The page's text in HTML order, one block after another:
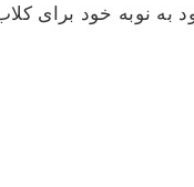
نوبه خود برای